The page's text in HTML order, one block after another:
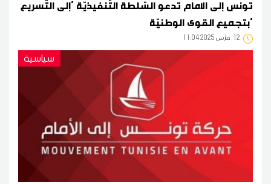
تونس إلى الامام تدعو السّلطة التّنفيذيّة 'إلى التّسريع
بتجميع القوى الوطنيّة'
12 11:04 2025 مارس
سياسية